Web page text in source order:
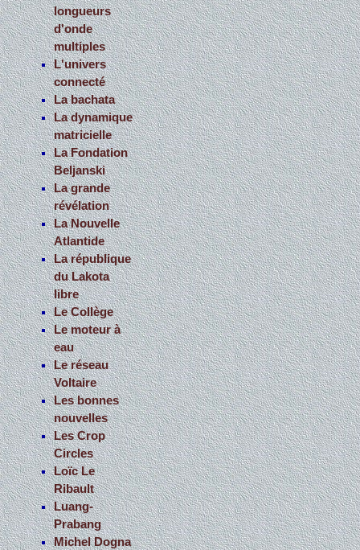
longueurs
d'onde
multiples
L'univers
connecté
La bachata
La dynamique
matricielle
La Fondation
Beljanski
La grande
révélation
La Nouvelle
Atlantide
La république
du Lakota
libre
Le Collège
Le moteur à
eau
Le réseau
Voltaire
Les bonnes
nouvelles
Les Crop
Circles
Loïc Le
Ribault
Luang-
Prabang
Michel Dogna